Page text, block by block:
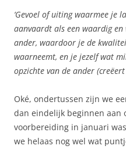
‘Gevoel of uiting waarmee je
aanvaardt als een waardig en
ander, waardoor je de
waarneemt, en je jezelf wat
opzichte van de ander (creëert
Oké, ondertussen zijn we
dan eindelijk beginnen aan
voorbereiding in januari
we helaas nog wel wat